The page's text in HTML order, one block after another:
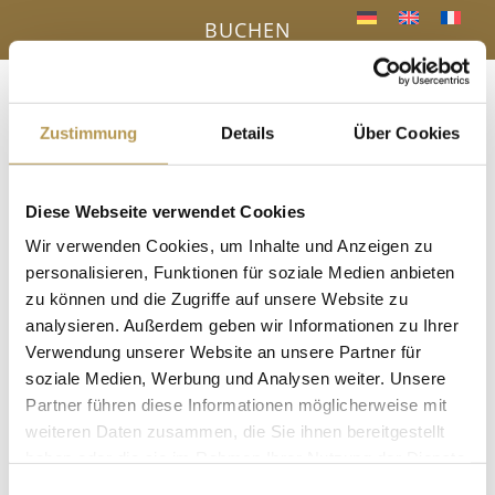
Zustimmung Details Über Cookies
Diese Webseite verwendet Cookies
Wir verwenden Cookies, um Inhalte und Anzeigen zu
personalisieren, Funktionen für soziale Medien anbieten
zu können und die Zugriffe auf unsere Website zu
analysieren. Außerdem geben wir Informationen zu Ihrer
Verwendung unserer Website an unsere Partner für
soziale Medien, Werbung und Analysen weiter. Unsere
Partner führen diese Informationen möglicherweise mit
weiteren Daten zusammen, die Sie ihnen bereitgestellt
IHR VORTEIL - DIREKTBUCHUNG ONLINE
a Menü
BUCHEN
« Alle Veranstaltungen
Diese Veranstaltung hat bereits stattgefunden.
Duftreise in der Sauna mit Esther
11. Juli 2025, 14:00-14:30